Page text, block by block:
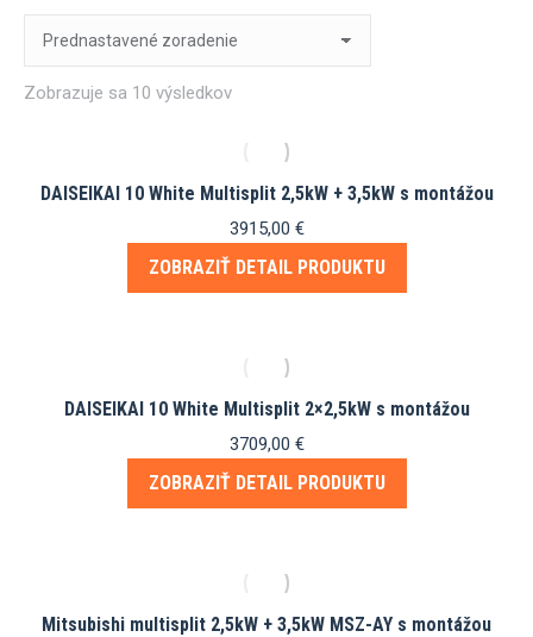
Zobrazuje sa 10 výsledkov
DAISEIKAI 10 White Multisplit 2,5kW + 3,5kW s montážou
3915,00 €
ZOBRAZIŤ DETAIL PRODUKTU
DAISEIKAI 10 White Multisplit 2×2,5kW s montážou
3709,00 €
ZOBRAZIŤ DETAIL PRODUKTU
Mitsubishi multisplit 2,5kW + 3,5kW MSZ-AY s montážou